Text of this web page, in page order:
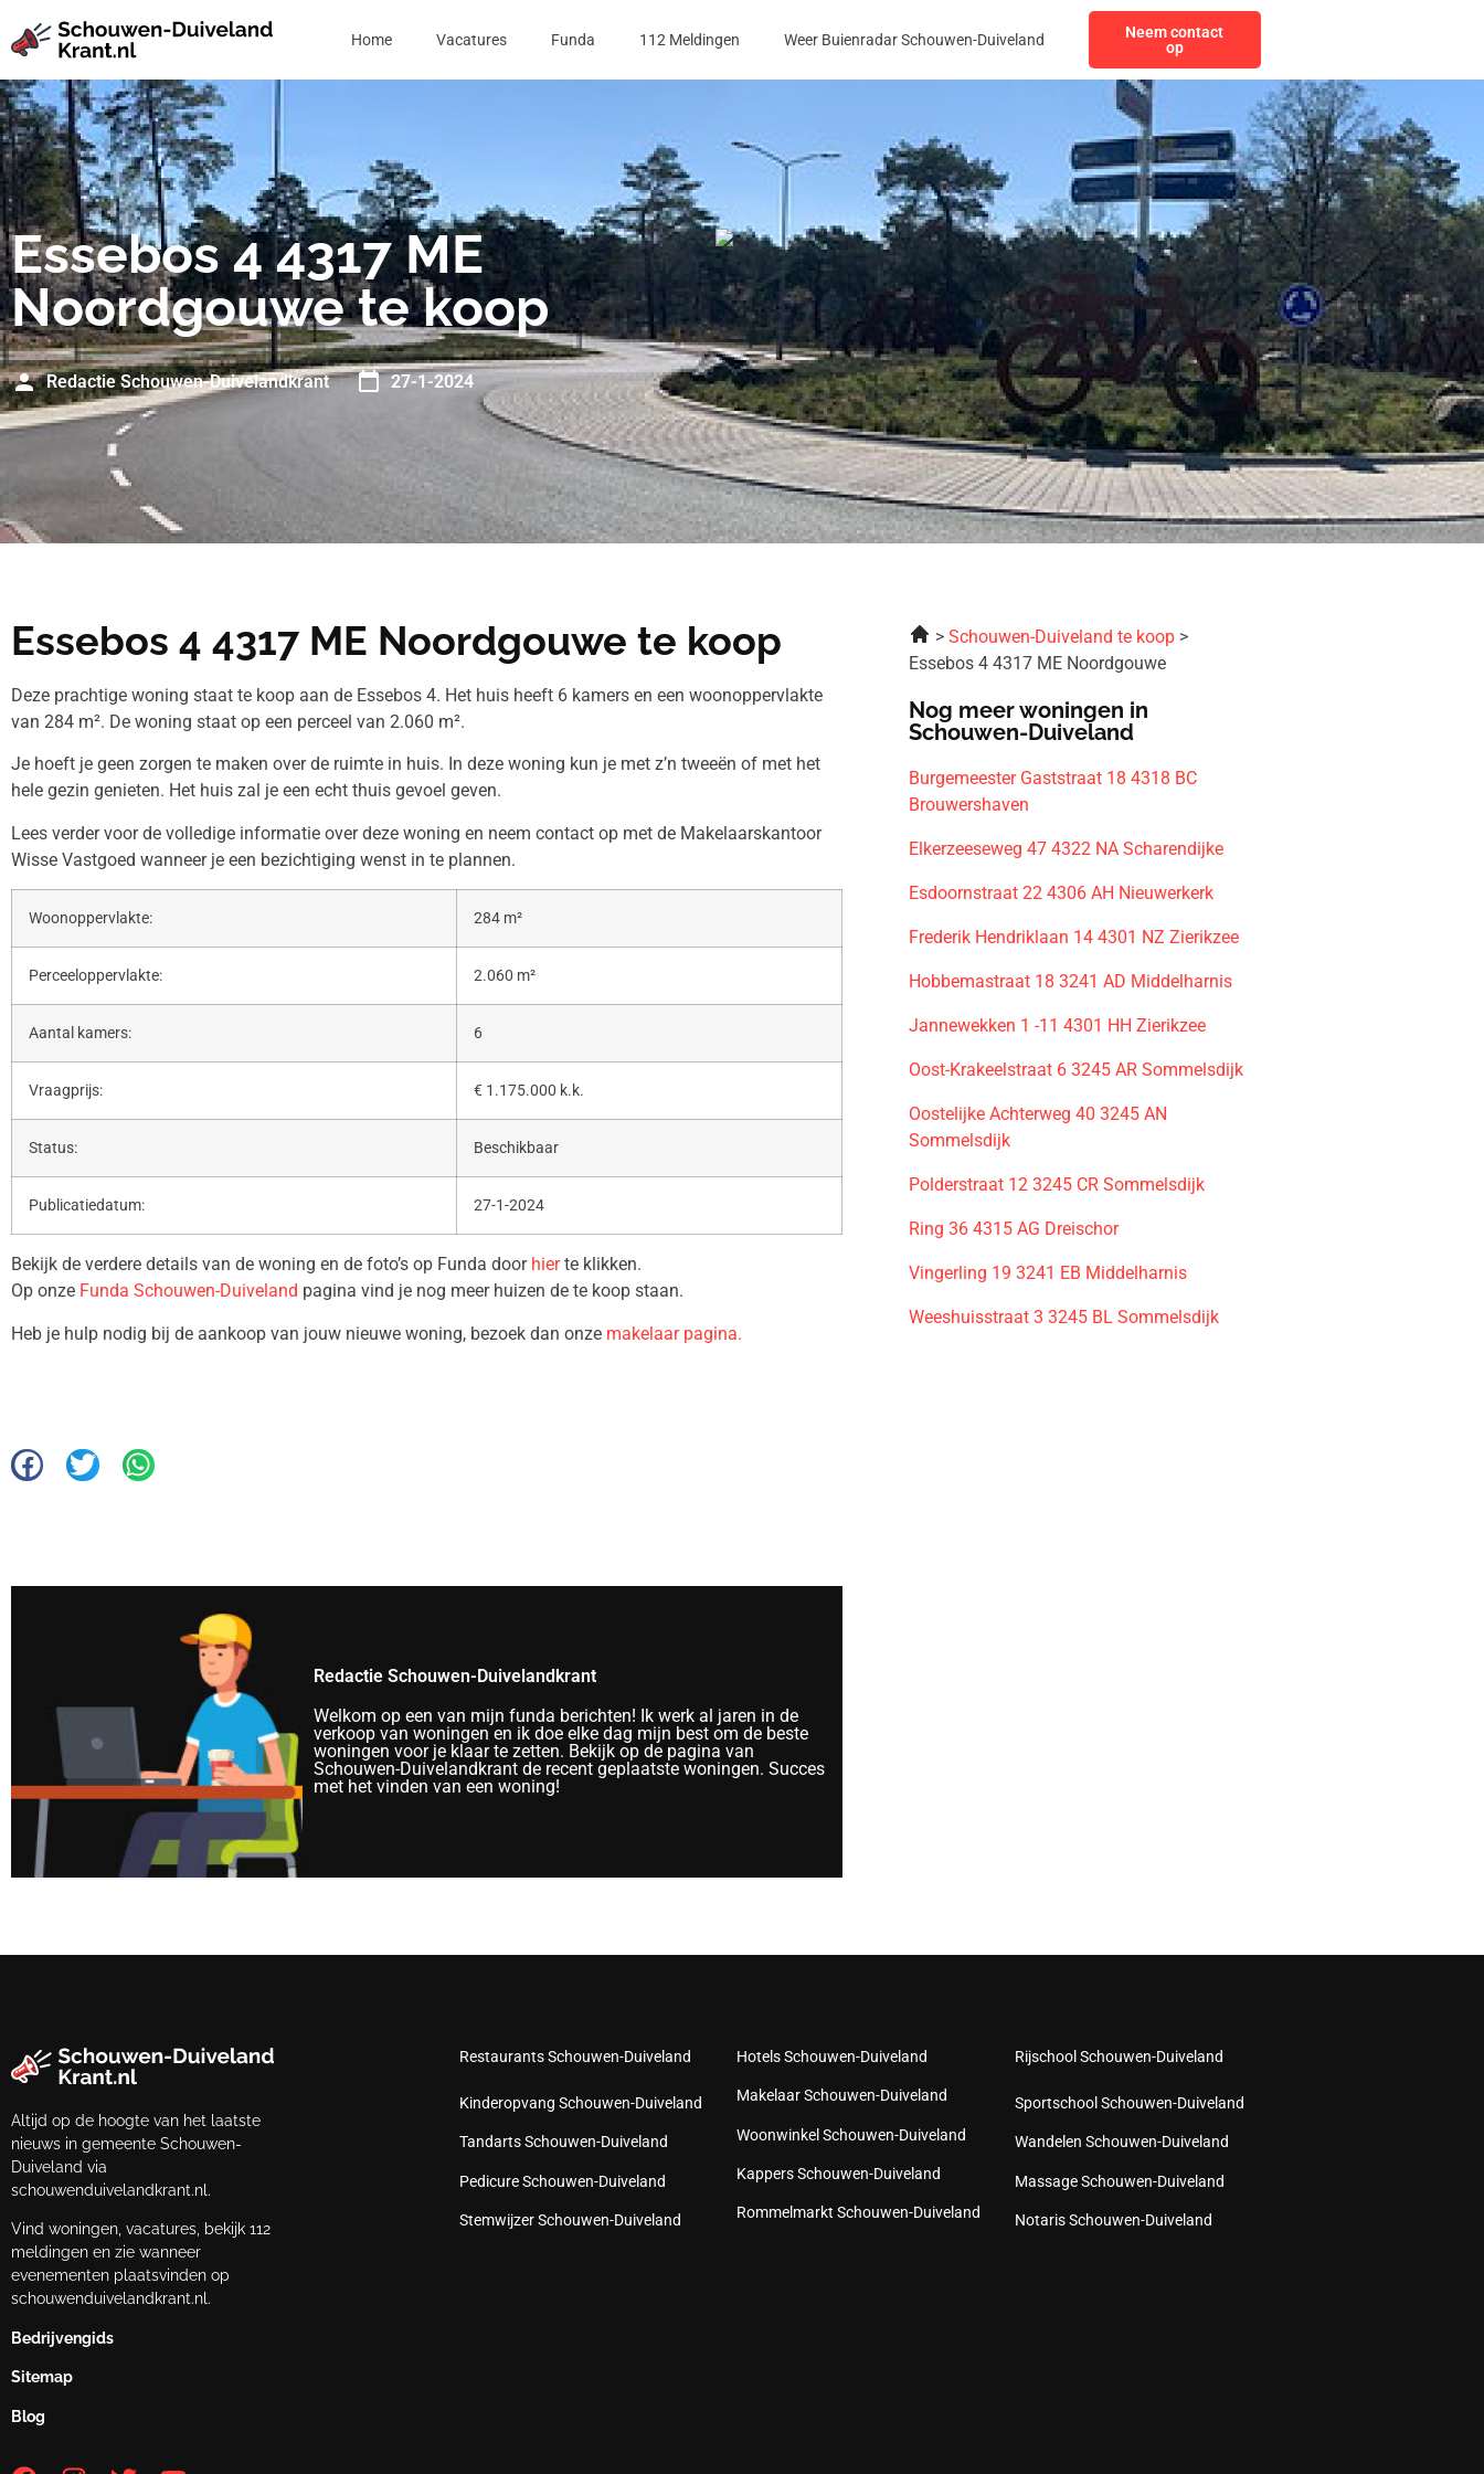
Home Vacatures Funda 112 Meldingen Weer Buienradar Schouwen-Duiveland
Neem contact
op
Essebos 4 4317 ME
Noordgouwe te koop
Redactie Schouwen-Duivelandkrant 27-1-2024
Essebos 4 4317 ME Noordgouwe te koop
Deze prachtige woning staat te koop aan de Essebos 4. Het huis heeft 6 kamers en een woonoppervlakte
van 284 m². De woning staat op een perceel van 2.060 m².
Je hoeft je geen zorgen te maken over de ruimte in huis. In deze woning kun je met z’n tweeën of met het
hele gezin genieten. Het huis zal je een echt thuis gevoel geven.
Lees verder voor de volledige informatie over deze woning en neem contact op met de Makelaarskantoor
Wisse Vastgoed wanneer je een bezichtiging wenst in te plannen.
Woonoppervlakte: 284 m²
Perceeloppervlakte: 2.060 m²
Aantal kamers: 6
Vraagprijs: € 1.175.000 k.k.
Status: Beschikbaar
Publicatiedatum: 27-1-2024
Bekijk de verdere details van de woning en de foto’s op Funda door hierte klikken.
Op onze Funda Schouwen-Duiveland pagina vind je nog meer huizen de te koop staan.
Heb je hulp nodig bij de aankoop van jouw nieuwe woning, bezoek dan onze makelaar pagina.
Redactie Schouwen-Duivelandkrant
Welkom op een van mijn funda berichten! Ik werk al jaren in de
verkoop van woningen en ik doe elke dag mijn best om de beste
woningen voor je klaar te zetten. Bekijk op de pagina van
Schouwen-Duivelandkrant de recent geplaatste woningen. Succes
met het vinden van een woning!
Schouwen-Duiveland te koop
Essebos 4 4317 ME Noordgouwe
Nog meer woningen in
Schouwen-Duiveland
Burgemeester Gaststraat 18 4318 BC
Brouwershaven
Elkerzeeseweg 47 4322 NA Scharendijke
Esdoornstraat 22 4306 AH Nieuwerkerk
Frederik Hendriklaan 14 4301 NZ Zierikzee
Hobbemastraat 18 3241 AD Middelharnis
Jannewekken 1 -11 4301 HH Zierikzee
Oost-Krakeelstraat 6 3245 AR Sommelsdijk
Oostelijke Achterweg 40 3245 AN
Sommelsdijk
Polderstraat 12 3245 CR Sommelsdijk
Ring 36 4315 AG Dreischor
Vingerling 19 3241 EB Middelharnis
Weeshuisstraat 3 3245 BL Sommelsdijk
Altijd op de hoogte van het laatste
nieuws in gemeente Schouwen-
Duiveland via
schouwenduivelandkrant.nl.
Vind woningen, vacatures, bekijk 112
meldingen en zie wanneer
evenementen plaatsvinden op
schouwenduivelandkrant.nl.
Bedrijvengids
Sitemap
Blog
Restaurants Schouwen-Duiveland
Kinderopvang Schouwen-Duiveland
Tandarts Schouwen-Duiveland
Pedicure Schouwen-Duiveland
Stemwijzer Schouwen-Duiveland
Hotels Schouwen-Duiveland
Makelaar Schouwen-Duiveland
Woonwinkel Schouwen-Duiveland
Kappers Schouwen-Duiveland
Rommelmarkt Schouwen-Duiveland
Rijschool Schouwen-Duiveland
Sportschool Schouwen-Duiveland
Wandelen Schouwen-Duiveland
Massage Schouwen-Duiveland
Notaris Schouwen-Duiveland